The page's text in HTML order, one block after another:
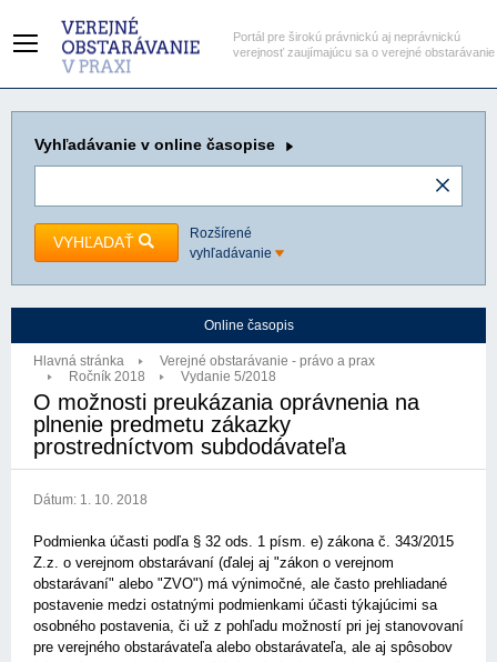
Portál pre širokú právnickú aj neprávnickú
verejnosť zaujímajúcu sa o verejné obstarávanie
Vyhľadávanie v online časopise
VYHĽADAŤ
Rozšírené
vyhľadávanie
Online časopis
Hlavná stránka
Verejné obstarávanie - právo a prax
Ročník 2018
Vydanie 5/2018
O možnosti preukázania oprávnenia na
plnenie predmetu zákazky
prostredníctvom subdodávateľa
Dátum: 1. 10. 2018
Podmienka účasti podľa § 32 ods. 1 písm. e) zákona č. 343/2015
Z.z. o verejnom obstarávaní (ďalej aj "zákon o verejnom
obstarávaní" alebo "ZVO") má výnimočné, ale často prehliadané
postavenie medzi ostatnými podmienkami účasti týkajúcimi sa
osobného postavenia, či už z pohľadu možností pri jej stanovovaní
pre verejného obstarávateľa alebo obstarávateľa, ale aj spôsobov